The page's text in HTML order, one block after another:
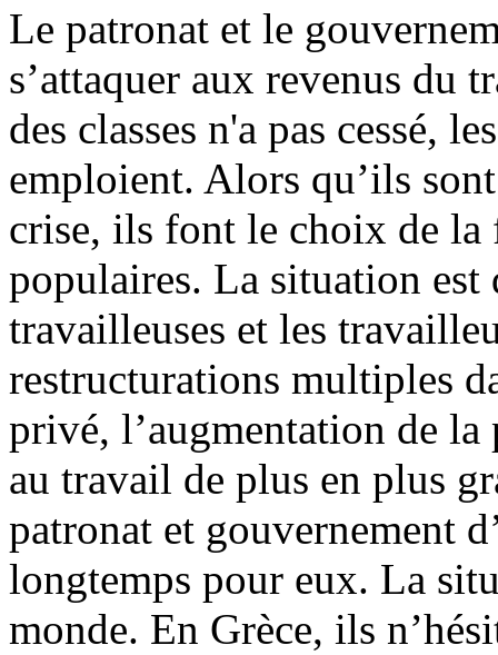
Le patronat et le
s’attaquer aux revenus du
des classes n'a pas cessé,
emploient. Alors qu’ils
crise, ils font le choix de la
populaires. La situation
travailleuses et les
restructurations multiples
privé, l’augmentation de la
au travail de plus en plus
patronat et gouvernement
longtemps pour eux. La
monde. En Grèce, ils